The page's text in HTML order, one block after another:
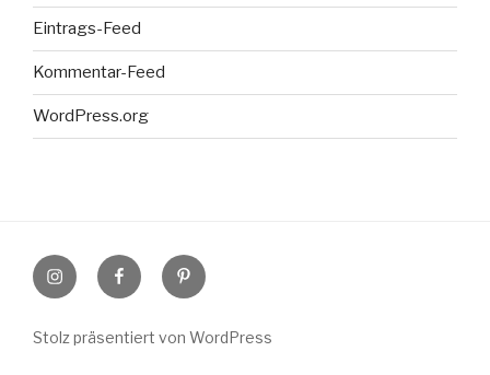
Eintrags-Feed
Kommentar-Feed
WordPress.org
InstagramFacebookPinterest
Stolz präsentiert von WordPress